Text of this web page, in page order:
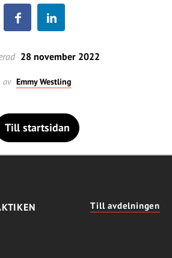
28 november 2022
av Emmy Westling
Till startsidan
Till avdelningen